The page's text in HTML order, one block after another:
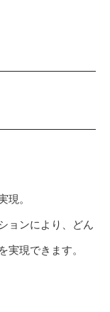
現。
ョンにより、どん
実現できます。